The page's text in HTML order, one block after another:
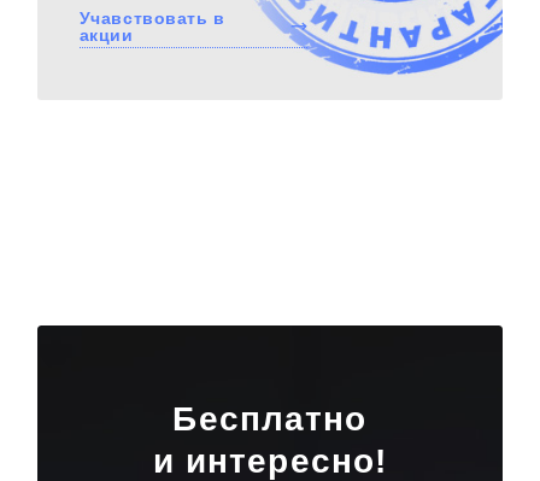
Учавствовать в
акции
Бесплатно
и интересно!